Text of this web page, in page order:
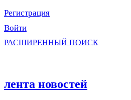
Регистрация
Войти
РАСШИРЕННЫЙ ПОИСК
лента новостей